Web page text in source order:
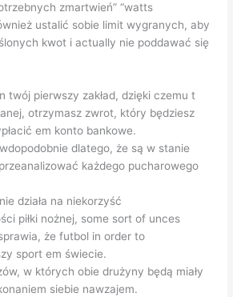
zmartwień” “watts
ustalić sobie limit wygranych, aby
kwot i actually nie poddawać się
twój pierwszy zakład, dzięki czemu t
otrzymasz zwrot, który będziesz
em konto bankowe.
dlatego, że są w stanie
każdego pucharowego
działa na niekorzyść
piłki nożnej, some sort of unces
że futbol in order to
sport em świecie.
w których obie drużyny będą miały
siebie nawzajem.